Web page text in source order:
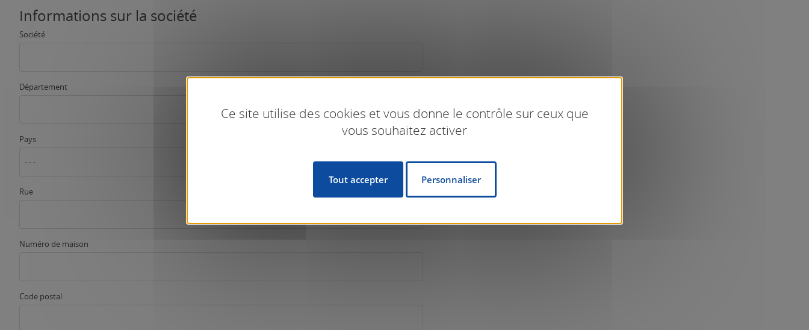
Informations sur la société
Société
Département
Pays
- - -
Rue
Numéro de maison
Code postal
Ce site utilise des cookies et vous donne le contrôle sur ceux que
vous souhaitez activer
Tout accepter Personnaliser